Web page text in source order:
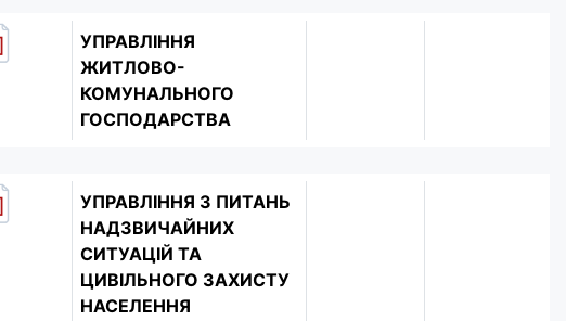
УПРАВЛІННЯ
ЖИТЛОВО-
КОМУНАЛЬНОГО
ГОСПОДАРСТВА
УПРАВЛІННЯ З ПИТАНЬ
НАДЗВИЧАЙНИХ
СИТУАЦІЙ ТА
ЦИВІЛЬНОГО ЗАХИСТУ
НАСЕЛЕННЯ